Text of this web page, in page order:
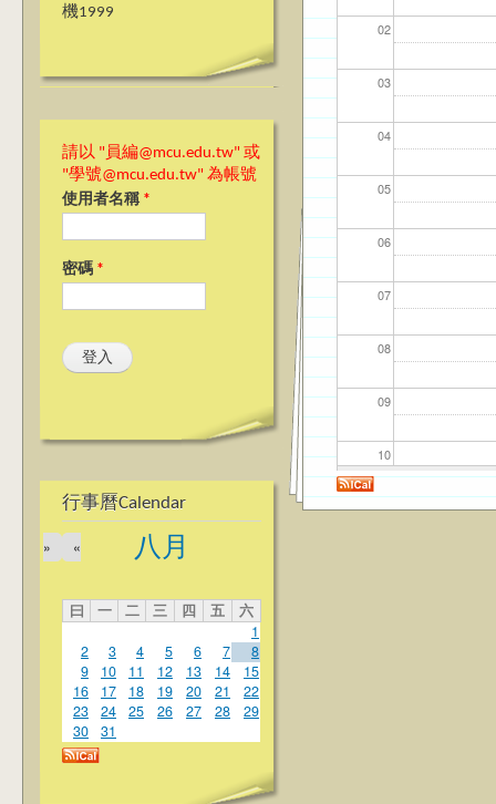
機1999
請以 "員編@mcu.edu.tw" 或
"學號@mcu.edu.tw" 為帳號
使用者名稱 *
密碼 *
行事曆Calendar
八月
«
»
曰 一 二 三 四 五
六
1
2
3 4 5 6 7
8
9
10 11 12 13 14
15
16
17 18 19 20 21
22
23
24 25 26 27 28
29
30
31
02
03
04
05
06
07
08
09
10
11